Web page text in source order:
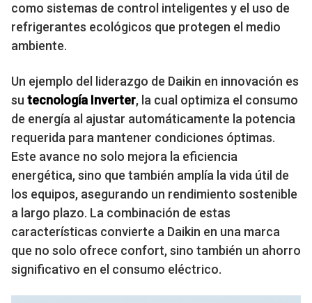
como sistemas de control inteligentes y el uso de
refrigerantes ecológicos que protegen el medio
ambiente.
Un ejemplo del liderazgo de Daikin en innovación es
su tecnología Inverter, la cual optimiza el consumo
de energía al ajustar automáticamente la potencia
requerida para mantener condiciones óptimas.
Este avance no solo mejora la eficiencia
energética, sino que también amplía la vida útil de
los equipos, asegurando un rendimiento sostenible
a largo plazo. La combinación de estas
características convierte a Daikin en una marca
que no solo ofrece confort, sino también un ahorro
significativo en el consumo eléctrico.